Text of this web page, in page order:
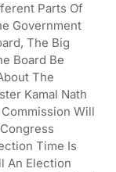
Parts Of
Government
The Big
Board Be
The
Kamal Nath
Will
Time Is
An Election